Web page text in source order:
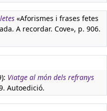
«Aforismes i frases fetes
A recordar. Cove», p. 906.
Viatge al món dels refranys
Autoedició.